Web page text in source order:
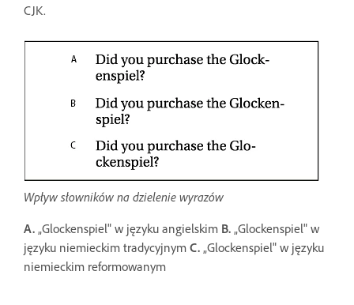
CJK.
Wpływ słowników na dzielenie wyrazów
A. „Glockenspiel" w języku angielskim B. „Glockenspiel" w
języku niemieckim tradycyjnym C. „Glockenspiel" w języku
niemieckim reformowanym